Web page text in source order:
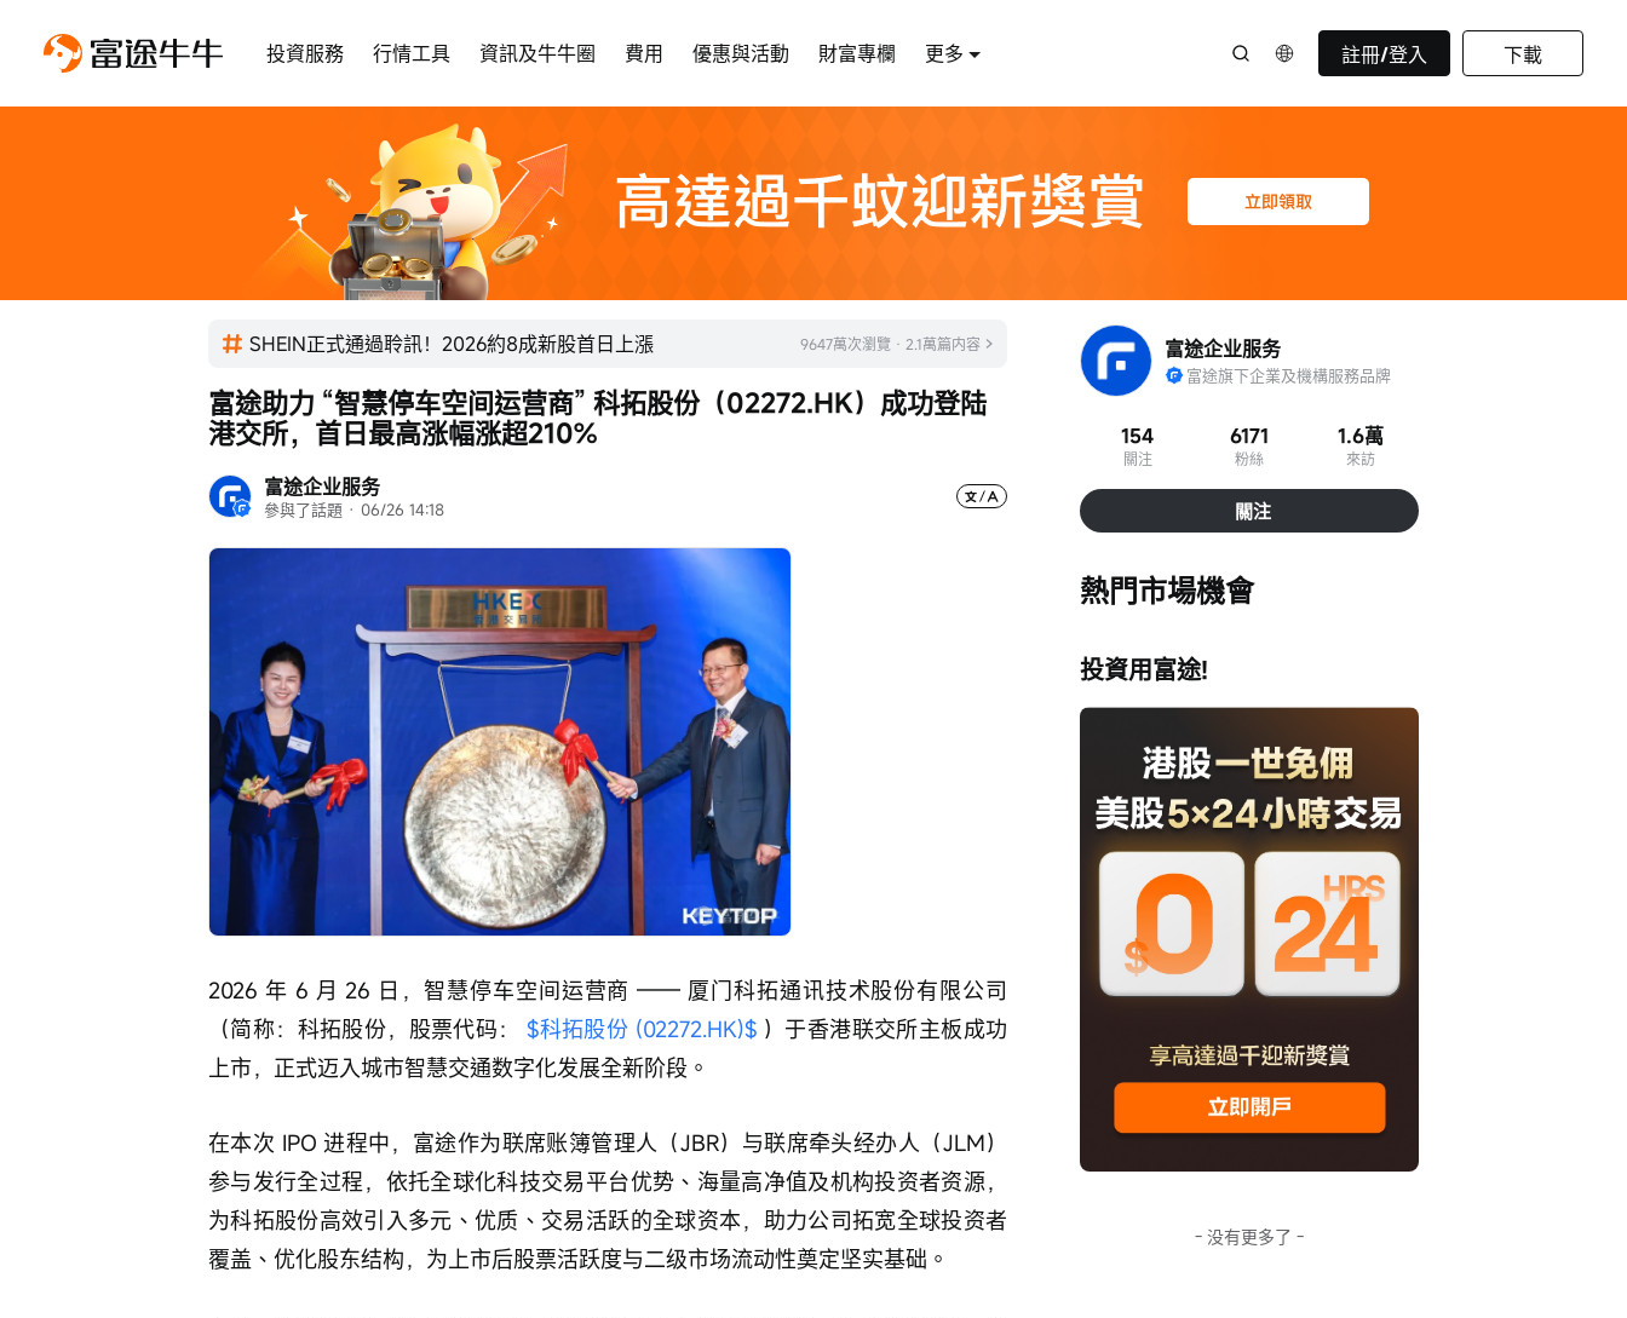
投資服務 行情工具 資訊及牛牛圈 費用 優惠與活動 財富專欄 更多 註冊/登入 下載
SHEIN正式通過聆訊！2026約8成新股首日上漲 9647萬次瀏覽 · 2.1萬篇内容
富途企业服务
參與了話題 · 06/26 14:18
富途助力 “智慧停车空间运营商” 科拓股份（02272.HK）成功登陆
港交所，首日最高涨幅涨超210%
2026 年 6 月 26 日，智慧停车空间运营商 —— 厦门科拓通讯技术股份有限公司
（简称：科拓股份，股票代码： $科拓股份 (02272.HK)$ ）于香港联交所主板成功
上市，正式迈入城市智慧交通数字化发展全新阶段。
在本次 IPO 进程中，富途作为联席账簿管理人（JBR）与联席牵头经办人（JLM）
参与发行全过程，依托全球化科技交易平台优势、海量高净值及机构投资者资源，
为科拓股份高效引入多元、优质、交易活跃的全球资本，助力公司拓宽全球投资者
覆盖、优化股东结构，为上市后股票活跃度与二级市场流动性奠定坚实基础。
富途企业服务
富途旗下企業及機構服務品牌
154
關注
6171
粉絲
1.6萬
來訪
關注
熱門市場機會
投資用富途!
- 没有更多了 -